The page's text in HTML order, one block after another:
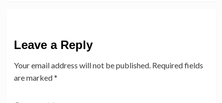
Leave a Reply
Your email address will not be published. Required fields
are marked*